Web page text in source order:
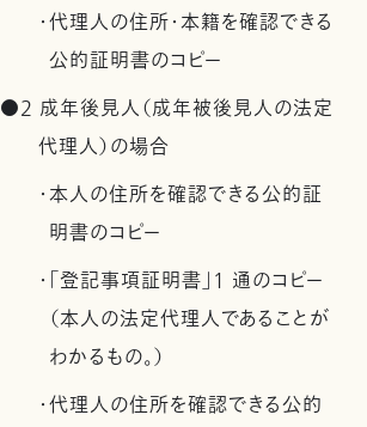
・代理人の住所・本籍を確認できる
公的証明書のコピー
●2 成年後見人（成年被後見人の法定
代理人）の場合
・本人の住所を確認できる公的証
明書のコピー
・「登記事項証明書」1 通のコピー
（本人の法定代理人であることが
わかるもの。）
・代理人の住所を確認できる公的